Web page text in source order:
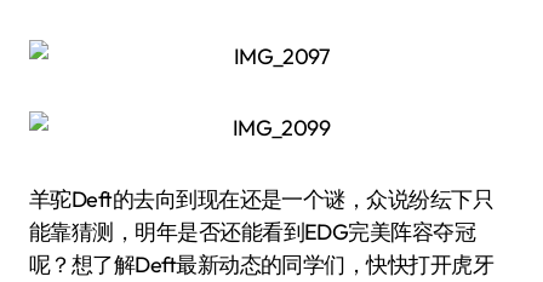
羊驼Deft的去向到现在还是一个谜，众说纷纭下只
能靠猜测，明年是否还能看到EDG完美阵容夺冠
呢？想了解Deft最新动态的同学们，快快打开虎牙